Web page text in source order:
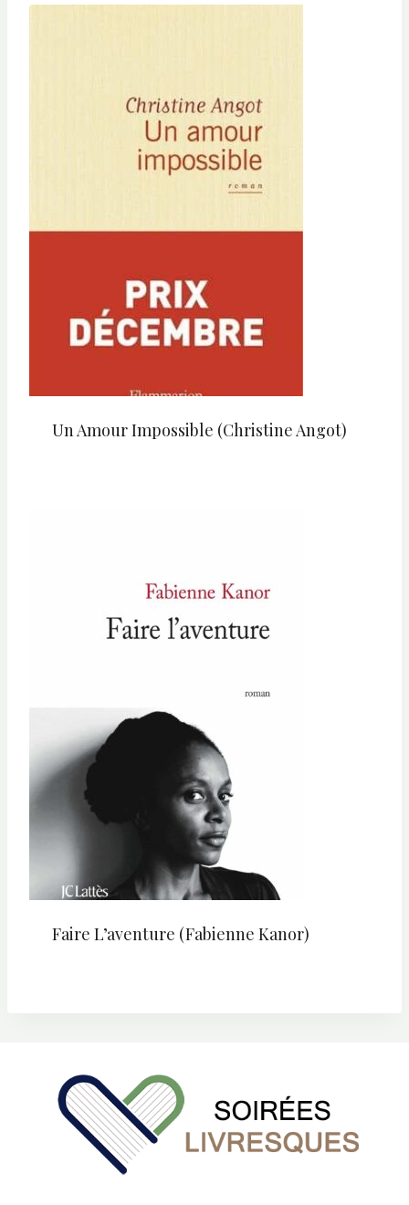
Un Amour Impossible (Christine Angot)
Faire L’aventure (Fabienne Kanor)